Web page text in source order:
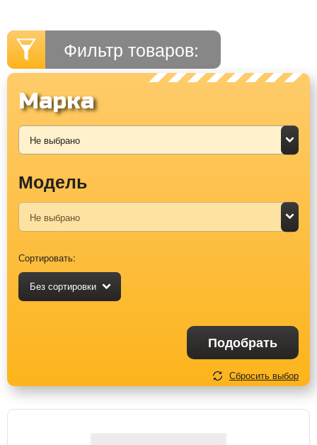
Фильтр товаров:
Марка
Модель
Сортировать:
Без сортировки
Подобрать
Сбросить выбор